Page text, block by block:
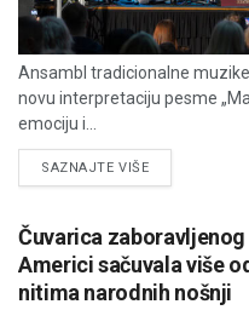
Ansambl tradicionalne
novu interpretaciju pesme
emociju i...
SAZNAJTE VIŠEDETAILS
Čuvarica zaboravljenog
Americi sačuvala više
nitima narodnih nošnji